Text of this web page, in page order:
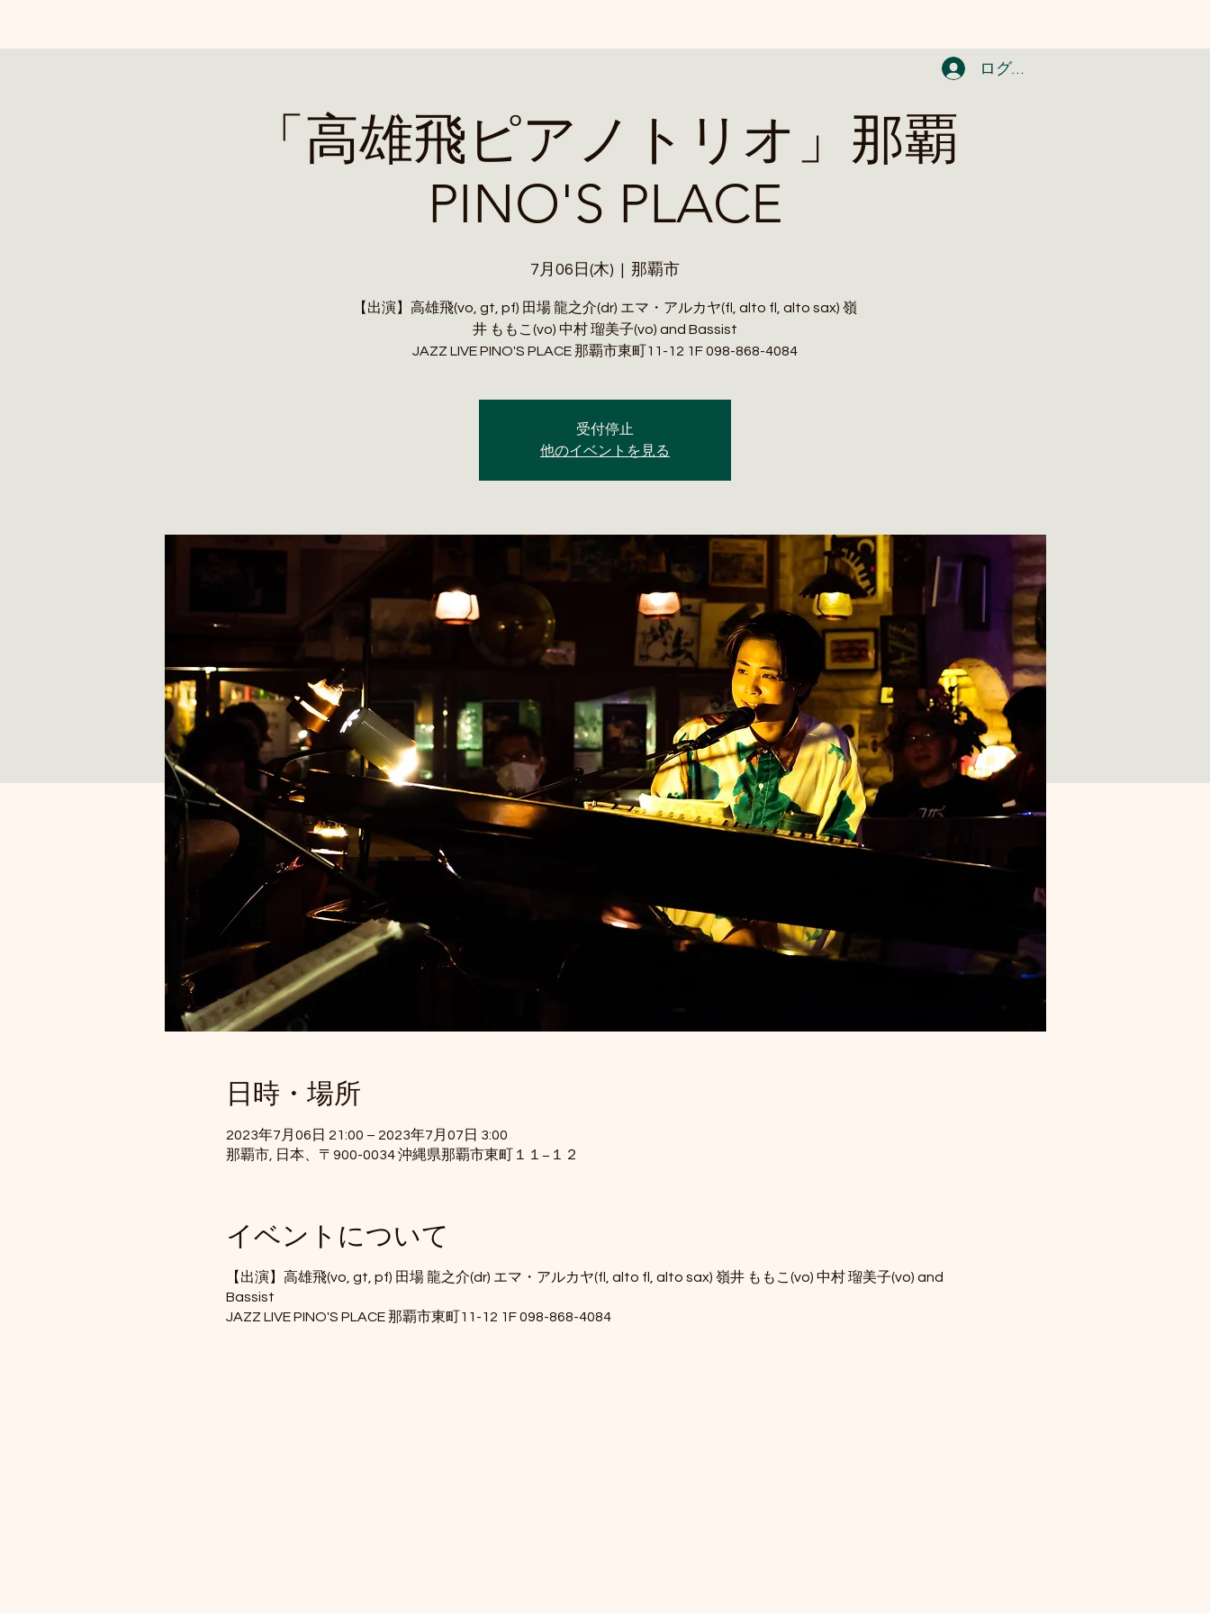
ログイン
「高雄飛ピアノトリオ」那覇
PINO'S PLACE
7月06日(木)
  |
那覇市
【出演】高雄飛(vo, gt, pf) 田場 龍之介(dr) エマ・アルカヤ(fl, alto fl, alto sax) 嶺
井 ももこ(vo) 中村 瑠美子(vo) and Bassist
JAZZ LIVE PINO'S PLACE 那覇市東町11-12 1F 098-868-4084
受付停止
他のイベントを見る
日時・場所
2023年7月06日 21:00 – 2023年7月07日 3:00
那覇市, 日本、〒900-0034 沖縄県那覇市東町１１−１２
イベントについて
【出演】高雄飛(vo, gt, pf) 田場 龍之介(dr) エマ・アルカヤ(fl, alto fl, alto sax) 嶺井 ももこ(vo) 中村 瑠美子(vo) and
Bassist
JAZZ LIVE PINO'S PLACE 那覇市東町11-12 1F 098-868-4084